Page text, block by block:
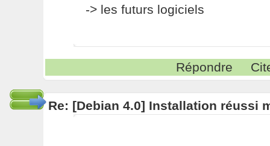
-> les futurs logiciels
Répondre
Re: [Debian 4.0] Installation réussi